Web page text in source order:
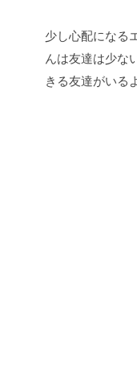
少し心配になる
んは友達は少な
きる友達がいる